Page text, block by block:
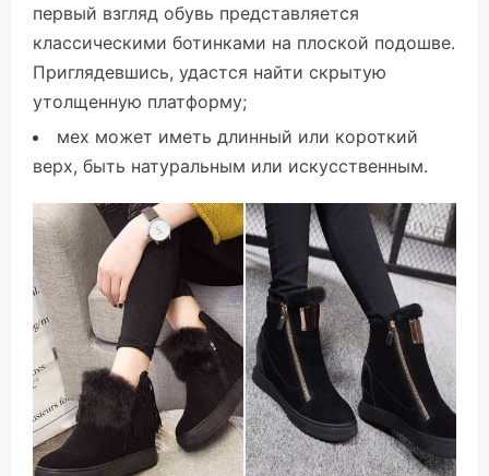
первый взгляд обувь представляется
классическими ботинками на плоской подошве.
Приглядевшись, удастся найти скрытую
утолщенную платформу;
мех может иметь длинный или короткий
верх, быть натуральным или искусственным.